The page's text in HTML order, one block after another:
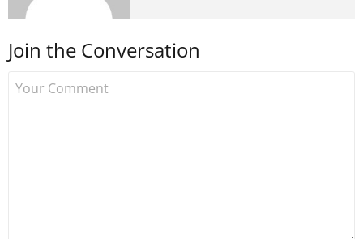
kurdu. 2017'nin Mayıs ayından
Join the Conversation